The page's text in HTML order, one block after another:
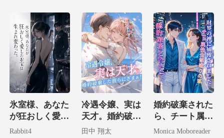
氷室様、あなた
が狂おしく愛し
たお宝は生まれ
Rabbit4
冷遇令嬢、実は
天才。婚約破棄
した彼らにざま
田中 翔太
婚約破棄された
ら、チート属性
全部盛りの私が
Monica Moboreader